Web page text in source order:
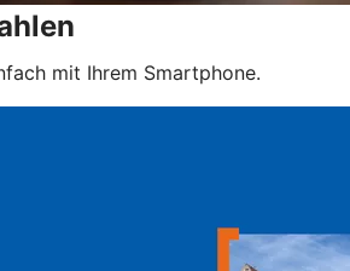
mit Ihrem Smartphone.